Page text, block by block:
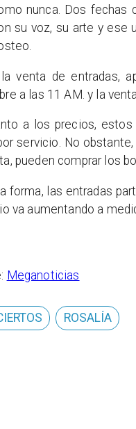
nunca. Dos fechas
su voz, su arte y ese
venta de entradas,
a las 11 AM. y la
a los precios,
servicio. No
pueden comprar los
forma, las entradas
va aumentando a
Meganoticias
ROSALÍA